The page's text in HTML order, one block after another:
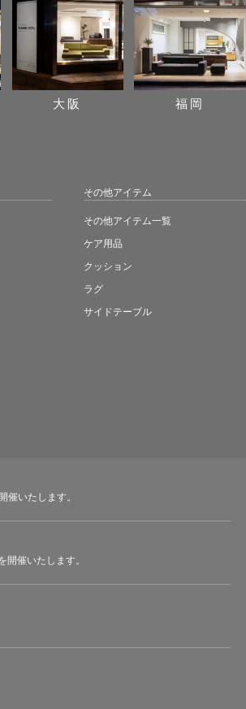
大阪 福岡
その他アイテム
その他アイテム一覧
ケア用品
クッション
ラグ
サイドテーブル
催いたします。
開催いたします。